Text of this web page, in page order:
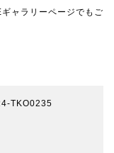
ャラリーページでもご
TKO0235